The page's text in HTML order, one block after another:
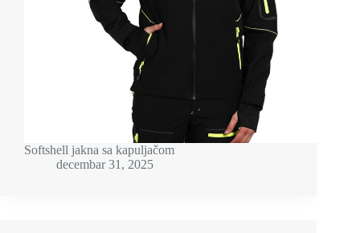
Softshell jakna sa kapuljačom
decembar 31, 2025